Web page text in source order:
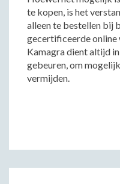
te kopen, is het
alleen te bestellen bij
gecertificeerde online
Kamagra dient altijd
gebeuren, om
vermijden.